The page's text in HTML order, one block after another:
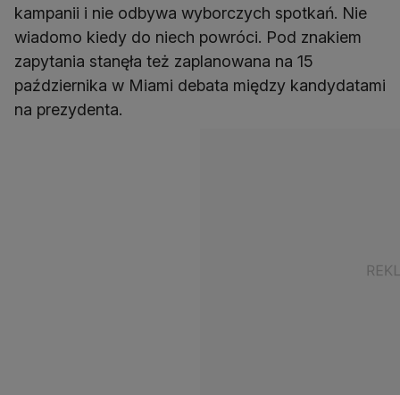
kampanii i nie odbywa wyborczych spotkań. Nie
wiadomo kiedy do niech powróci. Pod znakiem
zapytania stanęła też zaplanowana na 15
października w Miami debata między kandydatami
na prezydenta.